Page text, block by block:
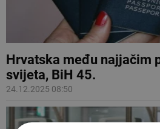
Hrvatska među najjačim
svijeta, BiH 45.
24.12.2025 08:50